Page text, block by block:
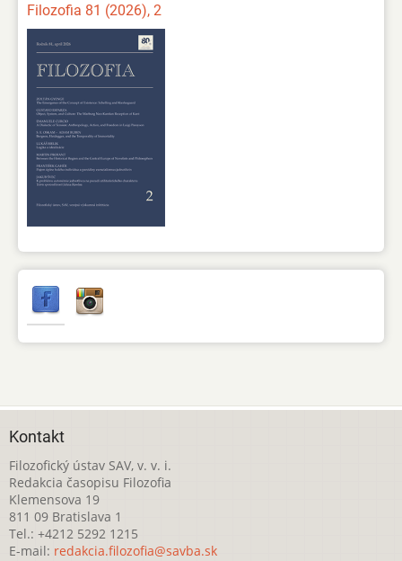
Filozofia 81 (2026), 2
Kontakt
Filozofický ústav SAV, v. v. i.
Redakcia časopisu Filozofia
Klemensova 19
811 09 Bratislava 1
Tel.: +4212 5292 1215
E-mail: redakcia.filozofia@savba.sk